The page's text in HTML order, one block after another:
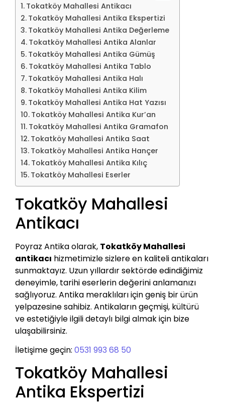
Tokatköy Mahallesi Antikacı
Tokatköy Mahallesi Antika Ekspertizi
Tokatköy Mahallesi Antika Değerleme
Tokatköy Mahallesi Antika Alanlar
Tokatköy Mahallesi Antika Gümüş
Tokatköy Mahallesi Antika Tablo
Tokatköy Mahallesi Antika Halı
Tokatköy Mahallesi Antika Kilim
Tokatköy Mahallesi Antika Hat Yazısı
Tokatköy Mahallesi Antika Kur’an
Tokatköy Mahallesi Antika Gramafon
Tokatköy Mahallesi Antika Saat
Tokatköy Mahallesi Antika Hançer
Tokatköy Mahallesi Antika Kılıç
Tokatköy Mahallesi Eserler
Tokatköy Mahallesi
Antikacı
Poyraz Antika olarak, Tokatköy Mahallesi
antikacı hizmetimizle sizlere en kaliteli antikaları
sunmaktayız. Uzun yıllardır sektörde edindiğimiz
deneyimle, tarihi eserlerin değerini anlamanızı
sağlıyoruz. Antika meraklıları için geniş bir ürün
yelpazesine sahibiz. Antikaların geçmişi, kültürü
ve estetiğiyle ilgili detaylı bilgi almak için bize
ulaşabilirsiniz.
İletişime geçin: 0531 993 68 50
Tokatköy Mahallesi
Antika Ekspertizi